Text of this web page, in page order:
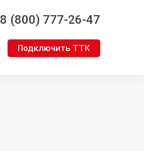
8 (800) 777-26-47
Подключить ТТК